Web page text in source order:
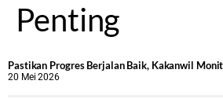
Penting
Pastikan Progres Berjalan Baik, Kakanwil
20 Mei 2026